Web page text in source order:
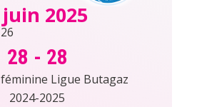
2025
28 - 28
Ligue Butagaz
2024-2025